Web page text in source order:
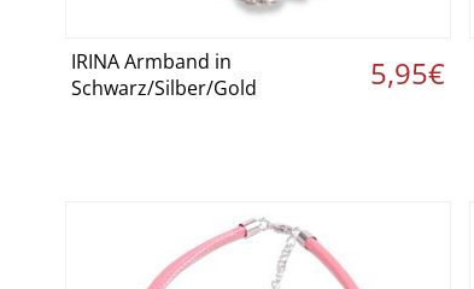
Details ansehen ›
IRINA Armband in
Schwarz/Silber/Gold
5,95€